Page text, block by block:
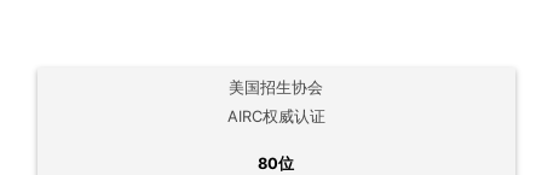
美国招生协会
AIRC权威认证
80位